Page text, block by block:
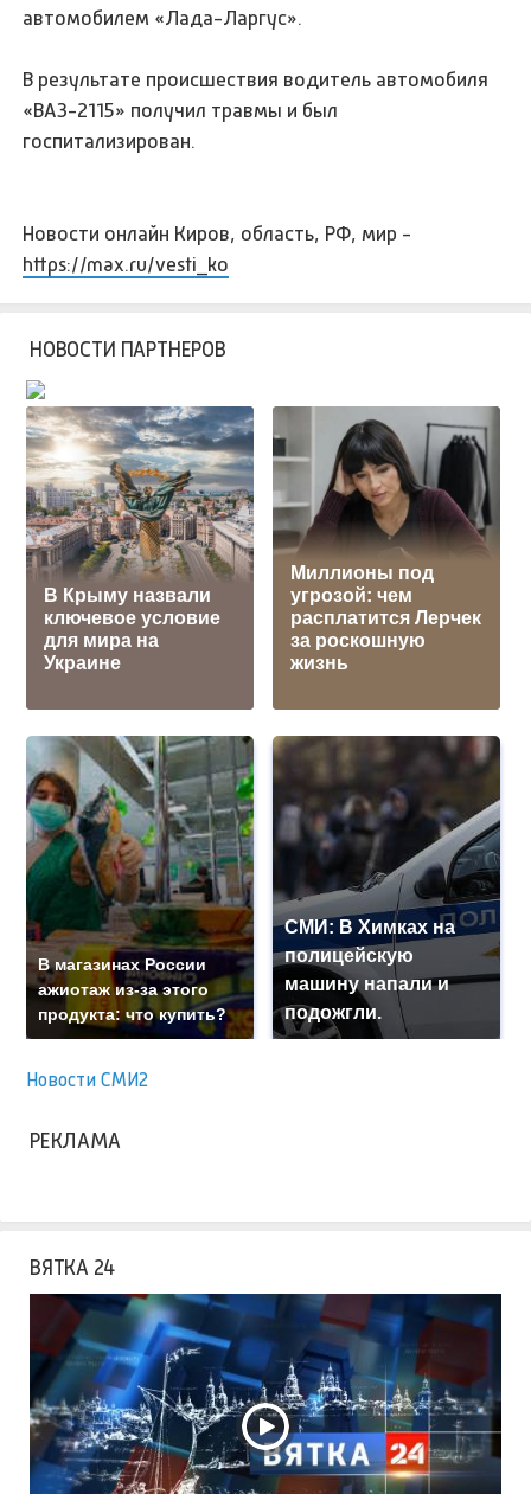
автомобилем «Лада-Ларгус».
В результате происшествия водитель автомобиля
«ВАЗ-2115» получил травмы и был
госпитализирован.
Новости онлайн Киров, область, РФ, мир -
https://max.ru/vesti_ko
НОВОСТИ ПАРТНЕРОВ
В Крыму назвали
ключевое условие
для мира на
Украине
Миллионы под
угрозой: чем
расплатится Лерчек
за роскошную
жизнь
В магазинах России
ажиотаж из-за этого
продукта: что купить?
СМИ: В Химках на
полицейскую
машину напали и
подожгли.
Новости СМИ2
РЕКЛАМА
ВЯТКА 24